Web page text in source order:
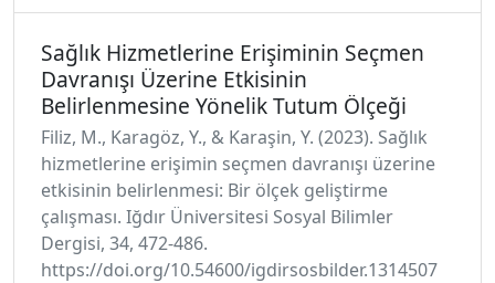
Sağlık Hizmetlerine Erişiminin Seçmen
Davranışı Üzerine Etkisinin
Belirlenmesine Yönelik Tutum Ölçeği
Filiz, M., Karagöz, Y., & Karaşin, Y. (2023). Sağlık
hizmetlerine erişimin seçmen davranışı üzerine
etkisinin belirlenmesi: Bir ölçek geliştirme
çalışması. Iğdır Üniversitesi Sosyal Bilimler
Dergisi, 34, 472-486.
https://doi.org/10.54600/igdirsosbilder.1314507